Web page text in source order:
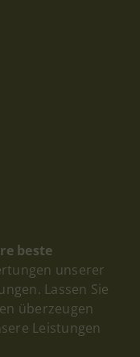
beste
unserer
Lassen Sie
überzeugen
Leistungen